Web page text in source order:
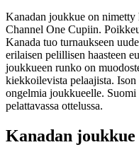
Kanadan joukkue on nimetty
Channel One Cupiin.
Kanada tuo turnaukseen
erilaisen pelillisen haasteen
joukkueen runko on
kiekkoilevista pelaajista.
ongelmia joukkueelle. Suomi
pelattavassa ottelussa.
Kanadan